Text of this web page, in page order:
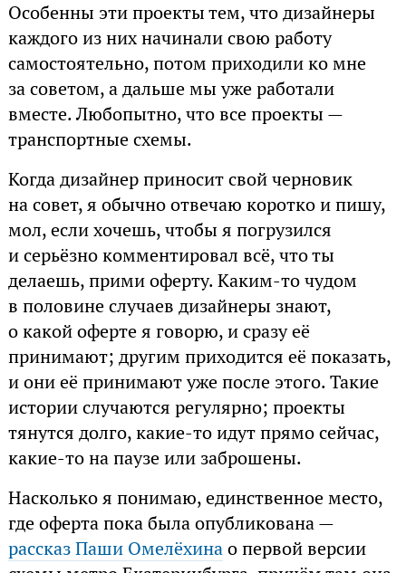
Особенны эти проекты тем, что дизайнеры
каждого из них начинали свою работу
самостоятельно, потом приходили ко мне
за советом, а дальше мы уже работали
вместе. Любопытно, что все проекты —
транспортные схемы.
Когда дизайнер приносит свой черновик
на совет, я обычно отвечаю коротко и пишу,
мол, если хочешь, чтобы я погрузился
и серьёзно комментировал всё, что ты
делаешь, прими оферту. Каким-то чудом
в половине случаев дизайнеры знают,
о какой оферте я говорю, и сразу её
принимают; другим приходится её показать,
и они её принимают уже после этого. Такие
истории случаются регулярно; проекты
тянутся долго, какие-то идут прямо сейчас,
какие-то на паузе или заброшены.
Насколько я понимаю, единственное место,
где оферта пока была опубликована —
рассказ Паши Омелёхинао первой версии